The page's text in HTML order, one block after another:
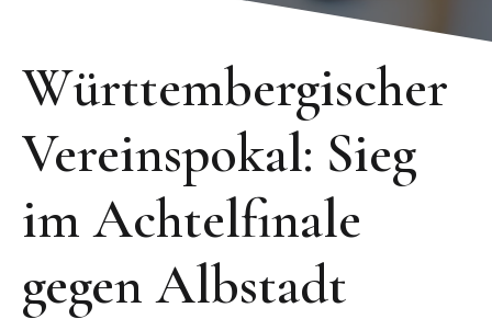
Württembergischer
Vereinspokal: Sieg
im Achtelfinale
gegen Albstadt